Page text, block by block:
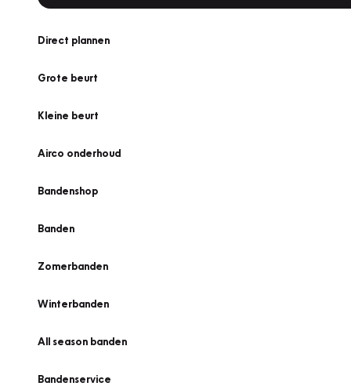
Direct plannen
Grote beurt
Kleine beurt
Airco onderhoud
Bandenshop
Banden
Zomerbanden
Winterbanden
All season banden
Bandenservice